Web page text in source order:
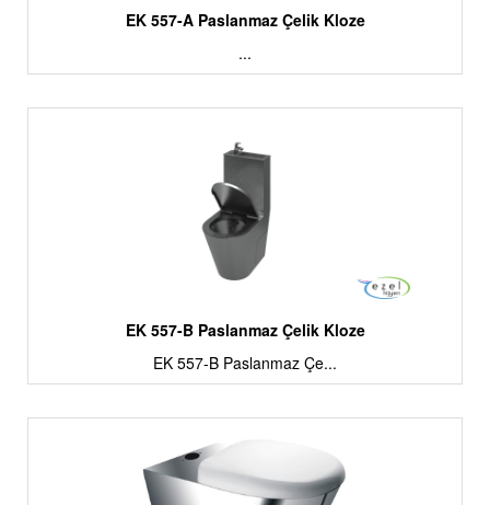
EK 557-A Paslanmaz Çelik Kloze
...
EK 557-B Paslanmaz Çelik Kloze
EK 557-B Paslanmaz Çe...